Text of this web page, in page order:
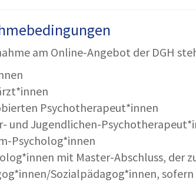
am Online-Angebot der DGH
Psychotherapeut*innen
und Jugendlichen-
Psycholog*innen
mit Master-Abschluss,
Sozialpädagog*innen,